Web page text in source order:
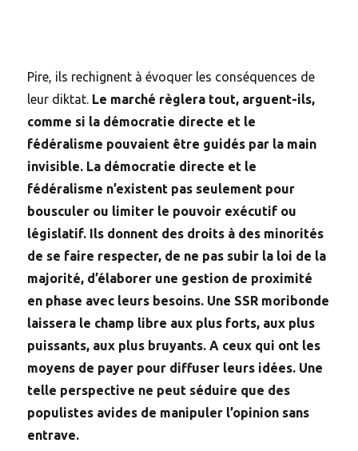
Pire, ils rechignent à évoquer les conséquences de
leur diktat. Le marché règlera tout, arguent-ils,
comme si la démocratie directe et le
fédéralisme pouvaient être guidés par la main
invisible. La démocratie directe et le
fédéralisme n’existent pas seulement pour
bousculer ou limiter le pouvoir exécutif ou
législatif. Ils donnent des droits à des minorités
de se faire respecter, de ne pas subir la loi de la
majorité, d’élaborer une gestion de proximité
en phase avec leurs besoins. Une SSR moribonde
laissera le champ libre aux plus forts, aux plus
puissants, aux plus bruyants. A ceux qui ont les
moyens de payer pour diffuser leurs idées. Une
telle perspective ne peut séduire que des
populistes avides de manipuler l’opinion sans
entrave.